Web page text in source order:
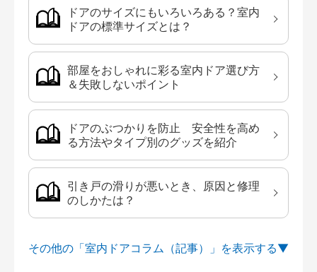
ドアのサイズにもいろいろある？室内
ドアの標準サイズとは？
部屋をおしゃれに彩る室内ドア選び方
＆失敗しないポイント
ドアのぶつかりを防止 安全性を高め
る方法やタイプ別のグッズを紹介
引き戸の滑りが悪いとき、原因と修理
のしかたは？
その他の「室内ドアコラム（記事）」を